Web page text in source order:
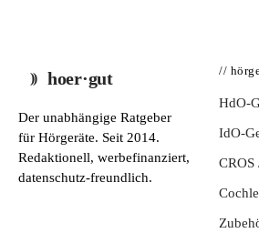
hoer·gut
Der unabhängige Ratgeber
für Hörgeräte. Seit 2014.
Redaktionell, werbefinanziert,
datenschutz-freundlich.
//
HdO-
IdO-
CROS